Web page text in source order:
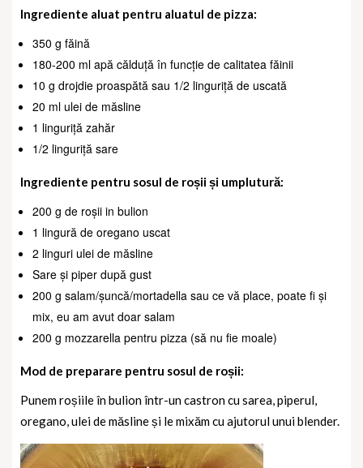
Ingrediente aluat pentru aluatul de pizza:
350 g făină
180-200 ml apă călduță în funcție de calitatea făinii
10 g drojdie proaspătă sau 1/2 linguriță de uscată
20 ml ulei de măsline
1 linguriță zahăr
1/2 linguriță sare
Ingrediente pentru sosul de roșii și umplutură:
200 g de roșii in bulion
1 lingură de oregano uscat
2 linguri ulei de măsline
Sare și piper după gust
200 g salam/șuncă/mortadella sau ce vă place, poate fi și
mix, eu am avut doar salam
200 g mozzarella pentru pizza (să nu fie moale)
Mod de preparare pentru sosul de roșii:
Punem roșiile în bulion într-un castron cu sarea, piperul,
oregano, ulei de măsline și le mixăm cu ajutorul unui blender.